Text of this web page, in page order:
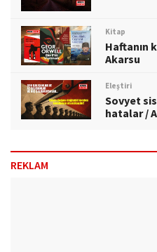
Kitap
Haftanın
Akarsu
Eleştiri
Sovyet
hatalar /
REKLAM